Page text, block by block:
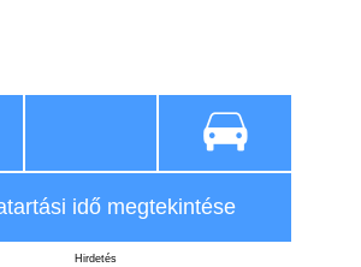
idő megtekintése
Hirdetés